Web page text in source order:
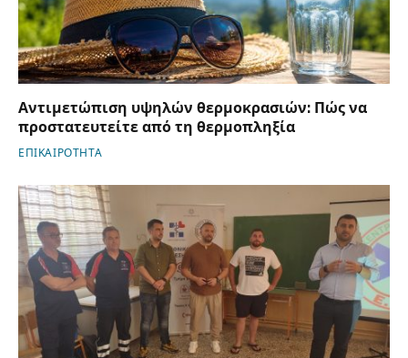
Αντιμετώπιση υψηλών θερμοκρασιών: Πώς να
προστατευτείτε από τη θερμοπληξία
ΕΠΙΚΑΙΡΟΤΗΤΑ